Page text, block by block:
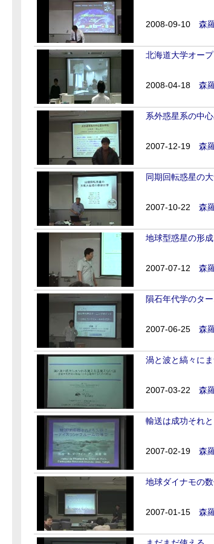
2008-09-10
森
北海道大学オー
2008-04-18
森
系外惑星系の中
2007-12-19
森
同期回転惑星の
2007-10-22
森
地球型惑星の形
2007-07-12
森
隕石年代学のタ
2007-06-25
森
渦と波と縞々に
2007-03-22
森
輸送は成功それ
2007-02-19
森
地球ダイナモの
2007-01-15
森